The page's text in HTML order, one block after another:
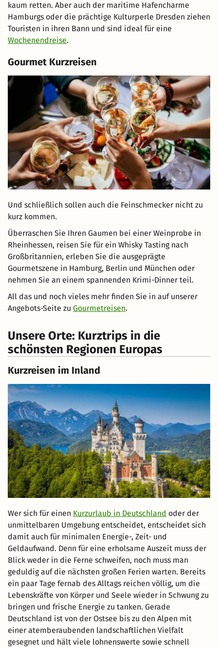
kaum retten. Aber auch der maritime Hafencharme
Hamburgs oder die prächtige Kulturperle Dresden ziehen
Touristen in ihren Bann und sind ideal für eine
Wochenendreise.
Gourmet Kurzreisen
Und schließlich sollen auch die Feinschmecker nicht zu
kurz kommen.
Überraschen Sie Ihren Gaumen bei einer Weinprobe in
Rheinhessen, reisen Sie für ein Whisky Tasting nach
Großbritannien, erleben Sie die ausgeprägte
Gourmetszene in Hamburg, Berlin und München oder
nehmen Sie an einem spannenden Krimi-Dinner teil.
All das und noch vieles mehr finden Sie in auf unserer
Angebots-Seite zu Gourmetreisen.
Unsere Orte: Kurztrips in die
schönsten Regionen Europas
Kurzreisen im Inland
Wer sich für einen Kurzurlaub in Deutschland oder der
unmittelbaren Umgebung entscheidet, entscheidet sich
damit auch für minimalen Energie-, Zeit- und
Geldaufwand. Denn für eine erholsame Auszeit muss der
Blick weder in die Ferne schweifen, noch muss man
geduldig auf die nächsten großen Ferien warten. Bereits
ein paar Tage fernab des Alltags reichen völlig, um die
Lebenskräfte von Körper und Seele wieder in Schwung zu
bringen und frische Energie zu tanken. Gerade
Deutschland ist von der Ostsee bis zu den Alpen mit
einer atemberaubenden landschaftlichen Vielfalt
gesegnet und hält viele lohnenswerte sowie schnell